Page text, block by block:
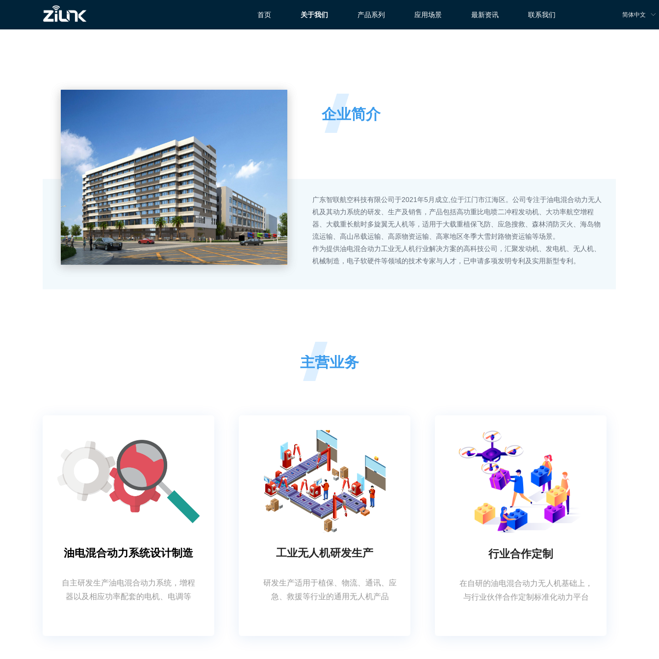
首页 关于我们 产品系列 应用场景 最新资讯 联系我们 ꀅ
简体中文
广东智联航空科技有限公司于2021年5月成立,位于江门市江海区。公司专注于油电混合动力无人
机及其动力系统的研发、生产及销售，产品包括高功重比电喷二冲程发动机、大功率航空增程
器、大载重长航时多旋翼无人机等，适用于大载重植保飞防、应急搜救、森林消防灭火、海岛物
流运输、高山吊载运输、高原物资运输、高寒地区冬季大雪封路物资运输等场景。
作为提供油电混合动力工业无人机行业解决方案的高科技公司，汇聚发动机、发电机、无人机、
机械制造，电子软硬件等领域的技术专家与人才，已申请多项发明专利及实用新型专利。
企业简介
油电混合动力系统设计制造
自主研发生产油电混合动力系统，增程
器以及相应功率配套的电机、电调等
工业无人机研发生产
研发生产适用于植保、物流、通讯、应
急、救援等行业的通用无人机产品
行业合作定制
在自研的油电混合动力无人机基础上，
与行业伙伴合作定制标准化动力平台
主营业务